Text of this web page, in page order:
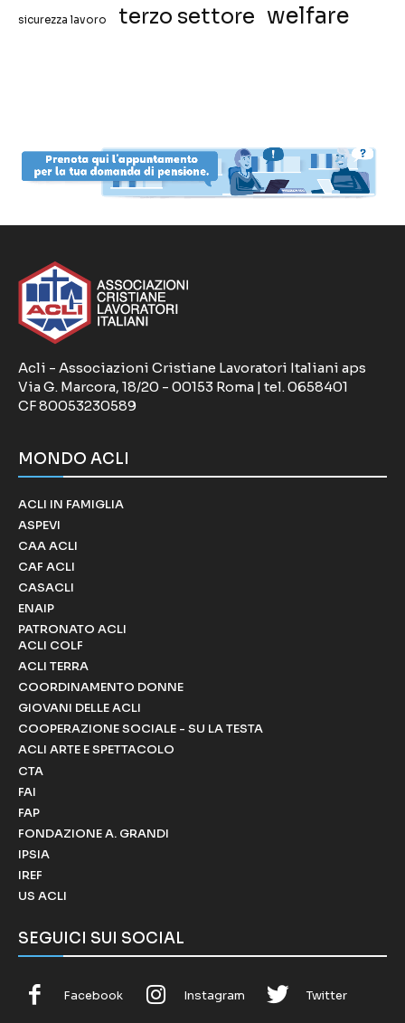
sicurezza lavoro terzo settore welfare
Acli - Associazioni Cristiane Lavoratori Italiani aps
Via G. Marcora, 18/20 - 00153 Roma | tel. 0658401
CF 80053230589
MONDO ACLI
ACLI IN FAMIGLIA
ASPEVI
CAA ACLI
CAF ACLI
CASACLI
ENAIP
PATRONATO ACLI
ACLI COLF
ACLI TERRA
COORDINAMENTO DONNE
GIOVANI DELLE ACLI
COOPERAZIONE SOCIALE - SU LA TESTA
ACLI ARTE E SPETTACOLO
CTA
FAI
FAP
FONDAZIONE A. GRANDI
IPSIA
IREF
US ACLI
SEGUICI SUI SOCIAL
Facebook Instagram Twitter